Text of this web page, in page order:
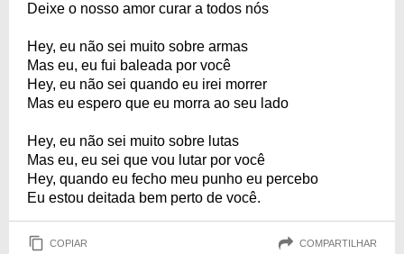
Deixe o nosso amor curar a todos nós
Hey, eu não sei muito sobre armas
Mas eu, eu fui baleada por você
Hey, eu não sei quando eu irei morrer
Mas eu espero que eu morra ao seu lado
Hey, eu não sei muito sobre lutas
Mas eu, eu sei que vou lutar por você
Hey, quando eu fecho meu punho eu percebo
Eu estou deitada bem perto de você.
COPIAR COMPARTILHAR